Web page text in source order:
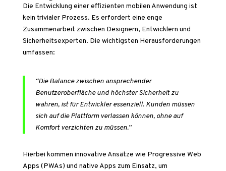
Die Entwicklung einer effizienten mobilen Anwendung ist
kein trivialer Prozess. Es erfordert eine enge
Zusammenarbeit zwischen Designern, Entwicklern und
Sicherheitsexperten. Die wichtigsten Herausforderungen
umfassen:
“Die Balance zwischen ansprechender
Benutzeroberfläche und höchster Sicherheit zu
wahren, ist für Entwickler essenziell. Kunden müssen
sich auf die Plattform verlassen können, ohne auf
Komfort verzichten zu müssen.”
Hierbei kommen innovative Ansätze wie Progressive Web
Apps (PWAs) und native Apps zum Einsatz, um